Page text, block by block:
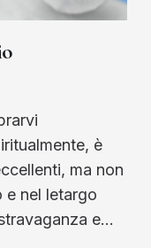
è
ma non
e nel letargo
e…